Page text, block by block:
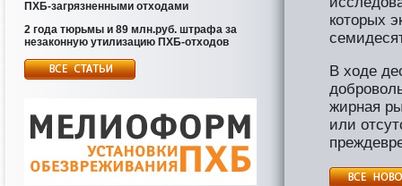
ПХБ-загрязненными отходами
2 года тюрьмы и 89 млн.руб. штрафа за
незаконную утилизацию ПХБ-отходов
которых
В ходе
жирная
или